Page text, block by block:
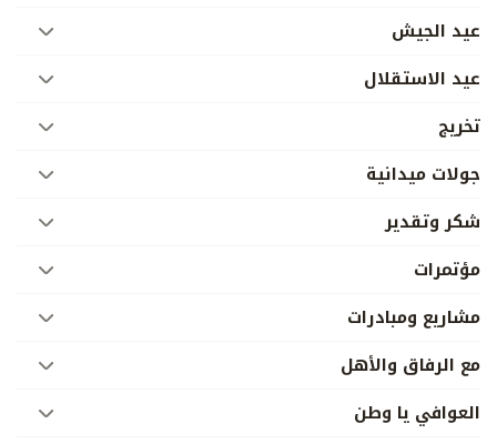
عيد الجيش
عيد الاستقلال
تخريج
جولات ميدانية
شكر وتقدير
مؤتمرات
مشاريع ومبادرات
مع الرفاق والأهل
العوافي يا وطن